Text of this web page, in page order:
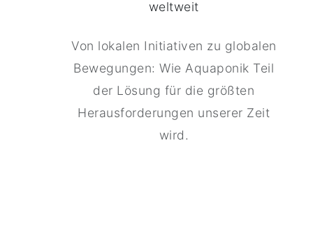
weltweit
Von lokalen Initiativen zu globalen
Bewegungen: Wie Aquaponik Teil
der Lösung für die größten
Herausforderungen unserer Zeit
wird.